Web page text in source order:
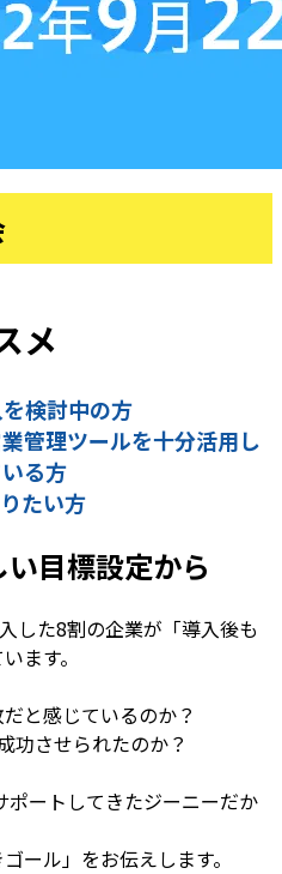
メ
検討中の方
管理ツールを十分活用し
る方
たい方
目標設定から
した8割の企業が「導入後も
ます。
と感じているのか？
功させられたのか？
ポートしてきたジーニーだか
ール」をお伝えします。